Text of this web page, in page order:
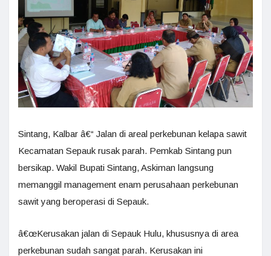
Sintang, Kalbar â€“ Jalan di areal perkebunan kelapa sawit
Kecamatan Sepauk rusak parah. Pemkab Sintang pun
bersikap. Wakil Bupati Sintang, Askiman langsung
memanggil management enam perusahaan perkebunan
sawit yang beroperasi di Sepauk.
â€œKerusakan jalan di Sepauk Hulu, khususnya di area
perkebunan sudah sangat parah. Kerusakan ini